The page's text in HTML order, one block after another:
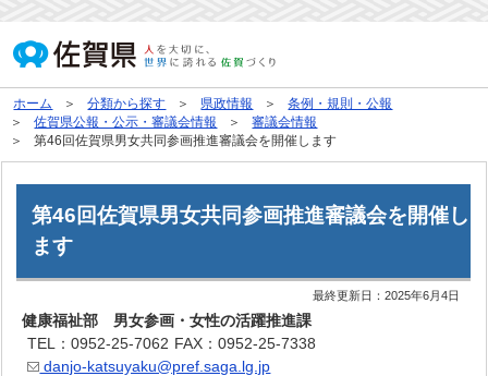
ホーム 分類から探す 県政情報
条例・規則・公報
佐賀県公報・公示・審議会情報
審議会情報
第46回佐賀県男女共同参画推進審議会を開催します
第46回佐賀県男女共同参画推進審議会を開催し
ます
最終更新日：2025年6月4日
健康福祉部 男女参画・女性の活躍推進課
TEL：0952-25-7062 FAX：0952-25-7338
danjo-katsuyaku@pref.saga.lg.jp